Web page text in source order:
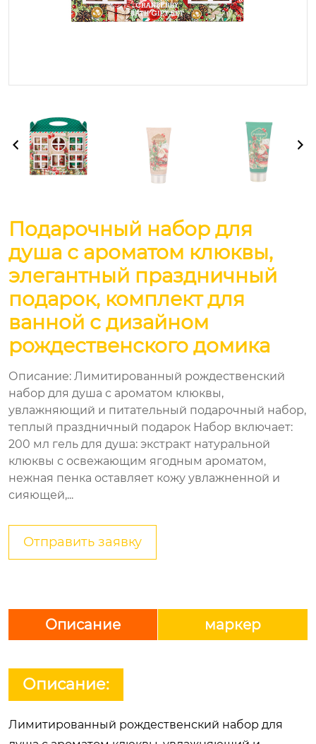
Подарочный набор для
душа с ароматом клюквы,
элегантный праздничный
подарок, комплект для
ванной с дизайном
рождественского домика
Описание: Лимитированный рождественский
набор для душа с ароматом клюквы,
увлажняющий и питательный подарочный набор,
теплый праздничный подарок Набор включает:
200 мл гель для душа: экстракт натуральной
клюквы с освежающим ягодным ароматом,
нежная пенка оставляет кожу увлажненной и
сияющей,...
Отправить заявку
Описание маркер
Описание:
Лимитированный рождественский набор для